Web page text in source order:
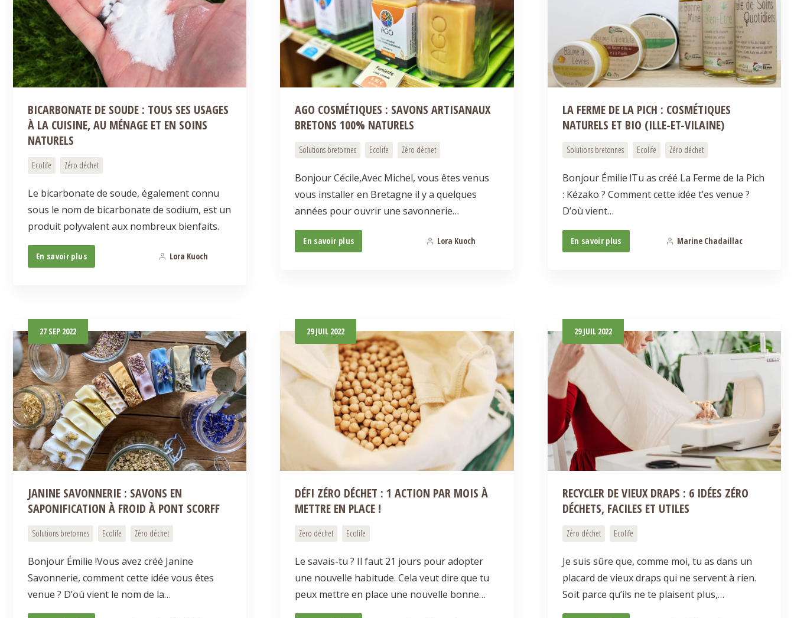
BICARBONATE DE SOUDE : TOUS SES USAGES
À LA CUISINE, AU MÉNAGE ET EN SOINS
NATURELS
Ecolife Zéro déchet
Le bicarbonate de soude, également connu
sous le nom de bicarbonate de sodium, est un
produit polyvalent aux nombreux bienfaits.
En savoir plus Lora Kuoch
AGO COSMÉTIQUES : SAVONS ARTISANAUX
BRETONS 100% NATURELS
Solutions bretonnes Ecolife Zéro déchet
Bonjour Cécile,Avec Michel, vous êtes venus
vous installer en Bretagne il y a quelques
années pour ouvrir une savonnerie…
En savoir plus Lora Kuoch
LA FERME DE LA PICH : COSMÉTIQUES
NATURELS ET BIO (ILLE-ET-VILAINE)
Solutions bretonnes Ecolife Zéro déchet
Bonjour Émilie !Tu as créé La Ferme de la Pich
: Kézako ? Comment cette idée t’es venue ?
D’où vient…
En savoir plus Marine Chadaillac
27 SEP 2022
JANINE SAVONNERIE : SAVONS EN
SAPONIFICATION À FROID À PONT SCORFF
Solutions bretonnes Ecolife Zéro déchet
Bonjour Émilie !Vous avez créé Janine
Savonnerie, comment cette idée vous êtes
venue ? D’où vient le nom de la…
29JUIL 2022
DÉFI ZÉRO DÉCHET : 1 ACTION PAR MOIS À
METTRE EN PLACE !
Zéro déchet Ecolife
Le savais-tu ? Il faut 21 jours pour adopter
une nouvelle habitude. Cela veut dire que tu
peux mettre en place une nouvelle bonne…
29JUIL 2022
RECYCLER DE VIEUX DRAPS : 6 IDÉES ZÉRO
DÉCHETS, FACILES ET UTILES
Zéro déchet Ecolife
Je suis sûre que, comme moi, tu as dans un
placard de vieux draps qui ne servent à rien.
Soit parce qu’ils ne te plaisent plus,…